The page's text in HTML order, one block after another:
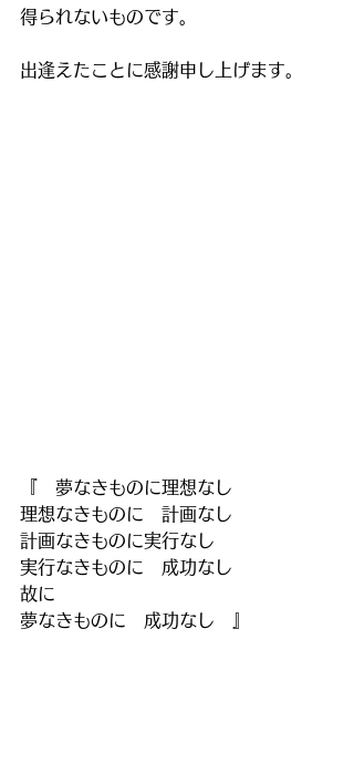
得られないものです。
出逢えたことに感謝申し上げます。
『　夢なきものに理想なし
理想なきものに　計画なし
計画なきものに実行なし
実行なきものに　成功なし
故に
夢なきものに　成功なし　』